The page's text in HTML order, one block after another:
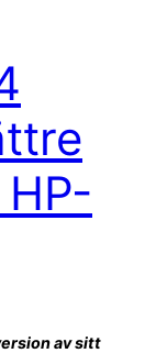
av sitt